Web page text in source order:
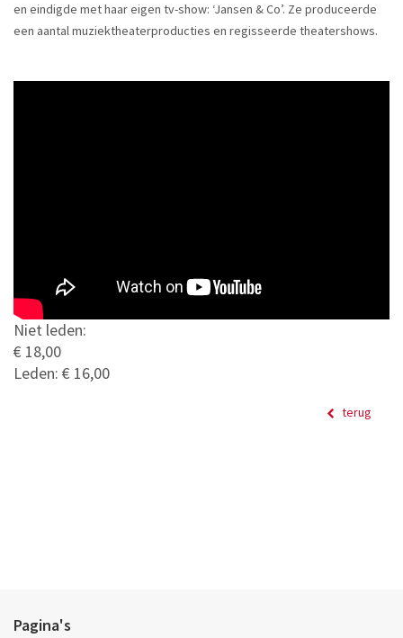
en eindigde met haar eigen tv-show: ‘Jansen & Co’. Ze produceerde
een aantal muziektheaterproducties en regisseerde theatershows.
Niet leden:
€ 18,00
Leden: € 16,00
terug
Pagina's